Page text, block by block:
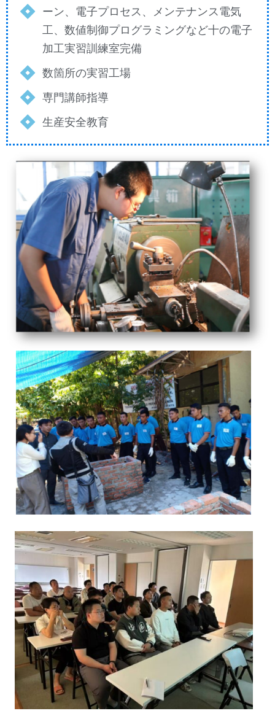
ーン、電子プロセス、メンテナンス電気
工、数値制御プログラミングなど十の電子
加工実習訓練室完備
数箇所の実習工場
専門講師指導
生産安全教育